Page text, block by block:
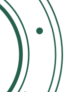
över senan.
stabilt